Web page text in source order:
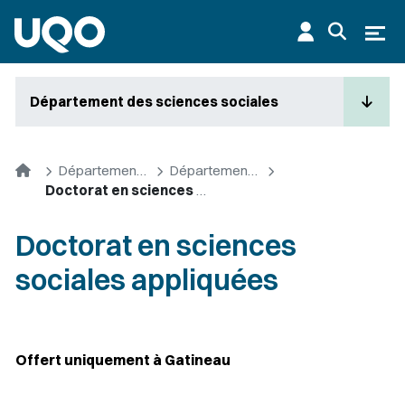
Département des sciences sociales
Accueil Départements et cycles supérieurs
Département des sciences sociales
Doctorat en sciences sociales appliquées
Doctorat en sciences
sociales appliquées
Offert uniquement à Gatineau